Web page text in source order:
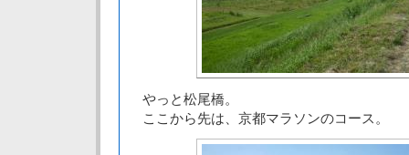
やっと松尾橋。
ここから先は、京都マラソンのコース。